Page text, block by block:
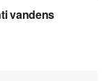
vandens